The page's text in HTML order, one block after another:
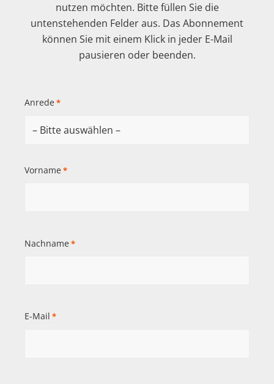
nutzen möchten. Bitte füllen Sie die
untenstehenden Felder aus. Das Abonnement
können Sie mit einem Klick in jeder E-Mail
pausieren oder beenden.
Anrede *
Vorname *
Nachname *
E-Mail *